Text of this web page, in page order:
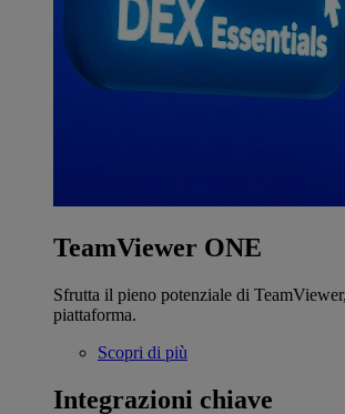
TeamViewer ONE
Sfrutta il pieno potenziale di
piattaforma.
Scopri di più
Integrazioni chiave